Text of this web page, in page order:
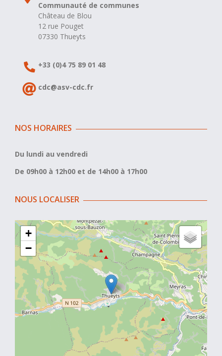
Communauté de communes
Château de Blou
12 rue Pouget
07330 Thueyts
+33 (0)4 75 89 01 48
cdc@asv-cdc.fr
NOS HORAIRES
Du lundi au vendredi
De 09h00 à 12h00 et de 14h00 à 17h00
NOUS LOCALISER
+
−